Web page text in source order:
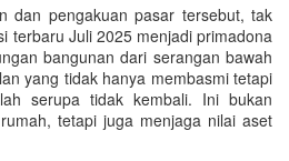
dan pengakuan pasar tersebut, tak
terbaru Juli 2025 menjadi primadona
bangunan dari serangan bawah
yang tidak hanya membasmi tetapi
serupa tidak kembali. Ini bukan
tetapi juga menjaga nilai aset